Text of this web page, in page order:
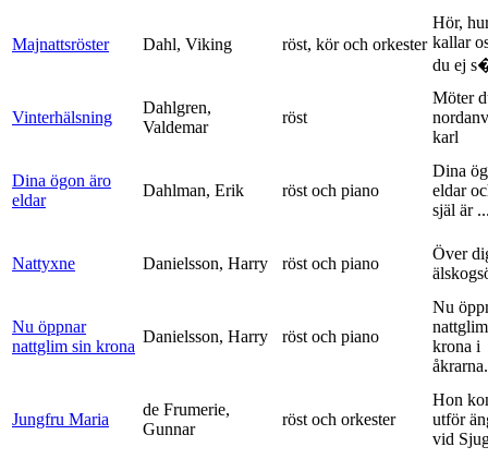
Majnattsröster Dahl, Viking röst, kör och orkester
Hör,
kallar
du ej
Vinterhälsning
Dahlgren,
Valdemar
röst
Möter
karl
Dina ögon äro
eldar
Dahlman, Erik röst och piano
Dina
eldar
själ är
Nattyxne Danielsson, Harry röst och piano
Över
Nu öppnar
nattglim sin krona
Danielsson, Harry röst och piano
Nu
krona i
Jungfru Maria
de Frumerie,
Gunnar
röst och orkester
Hon
utför
vid